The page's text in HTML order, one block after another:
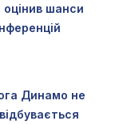
шанси
Динамо не